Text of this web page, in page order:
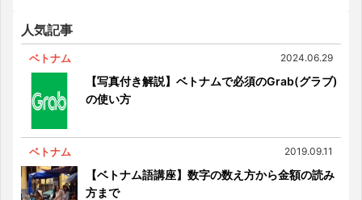
人気記事
ベトナム 2024.06.29
【写真付き解説】ベトナムで必須のGrab(グラブ)
の使い方
ベトナム 2019.09.11
【ベトナム語講座】数字の数え方から金額の読み
方まで